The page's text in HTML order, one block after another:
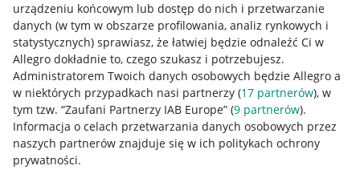
urządzeniu końcowym lub dostęp do nich i przetwarzanie
danych (w tym w obszarze profilowania, analiz rynkowych i
statystycznych) sprawiasz, że łatwiej będzie odnaleźć Ci w
Allegro dokładnie to, czego szukasz i potrzebujesz.
Administratorem Twoich danych osobowych będzie Allegro a
w niektórych przypadkach nasi partnerzy (17 partnerów), w
tym tzw. “Zaufani Partnerzy IAB Europe” (9 partnerów).
Informacja o celach przetwarzania danych osobowych przez
naszych partnerów znajduje się w ich politykach ochrony
prywatności.
Allegro Gadane dla sprzedających
Allegro Gadane dla kupujących
Mapa miejscowości
Informacje prawne
Regulamin